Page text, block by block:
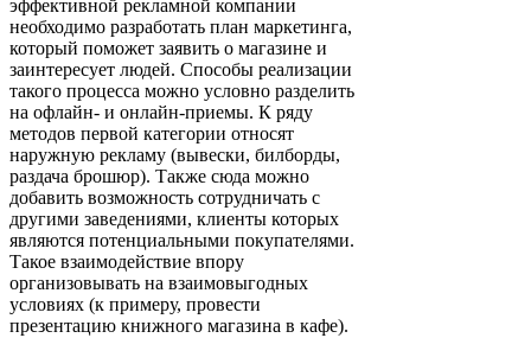
эффективной рекламной компании
необходимо разработать план маркетинга,
который поможет заявить о магазине и
заинтересует людей. Способы реализации
такого процесса можно условно разделить
на офлайн- и онлайн-приемы. К ряду
методов первой категории относят
наружную рекламу (вывески, билборды,
раздача брошюр). Также сюда можно
добавить возможность сотрудничать с
другими заведениями, клиенты которых
являются потенциальными покупателями.
Такое взаимодействие впору
организовывать на взаимовыгодных
условиях (к примеру, провести
презентацию книжного магазина в кафе).